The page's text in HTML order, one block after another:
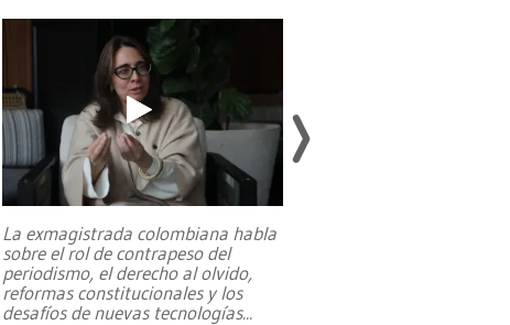
La exmagistrada colombiana habla
sobre el rol de contrapeso del
periodismo, el derecho al olvido,
reformas constitucionales y los
desafíos de nuevas tecnologías...